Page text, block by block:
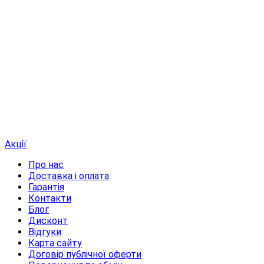
Акції
Про нас
Доставка і оплата
Гарантія
Контакти
Блог
Дисконт
Відгуки
Карта сайту
Договір публічної оферти